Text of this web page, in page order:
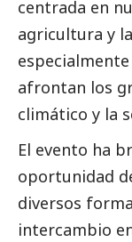
centrada en
agricultura y
afrontan los
climático y la
El evento ha
oportunidad
diversos
intercambio